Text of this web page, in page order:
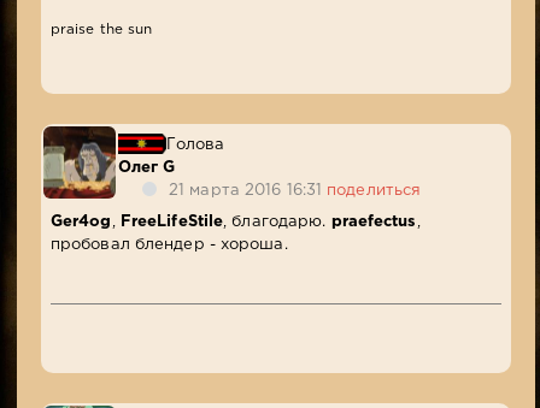
praise the sun
Голова
Олег G
21 марта 2016 16:31 поделиться
Ger4og , FreeLifeStile, благодарю. praefectus ,
пробовал блендер - хороша.